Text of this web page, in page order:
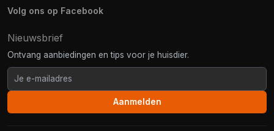
Volg ons op Facebook
Nieuwsbrief
Ontvang aanbiedingen en tips voor je huisdier.
Aanmelden